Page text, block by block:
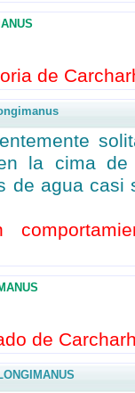
de
la cima
de agua casi
de